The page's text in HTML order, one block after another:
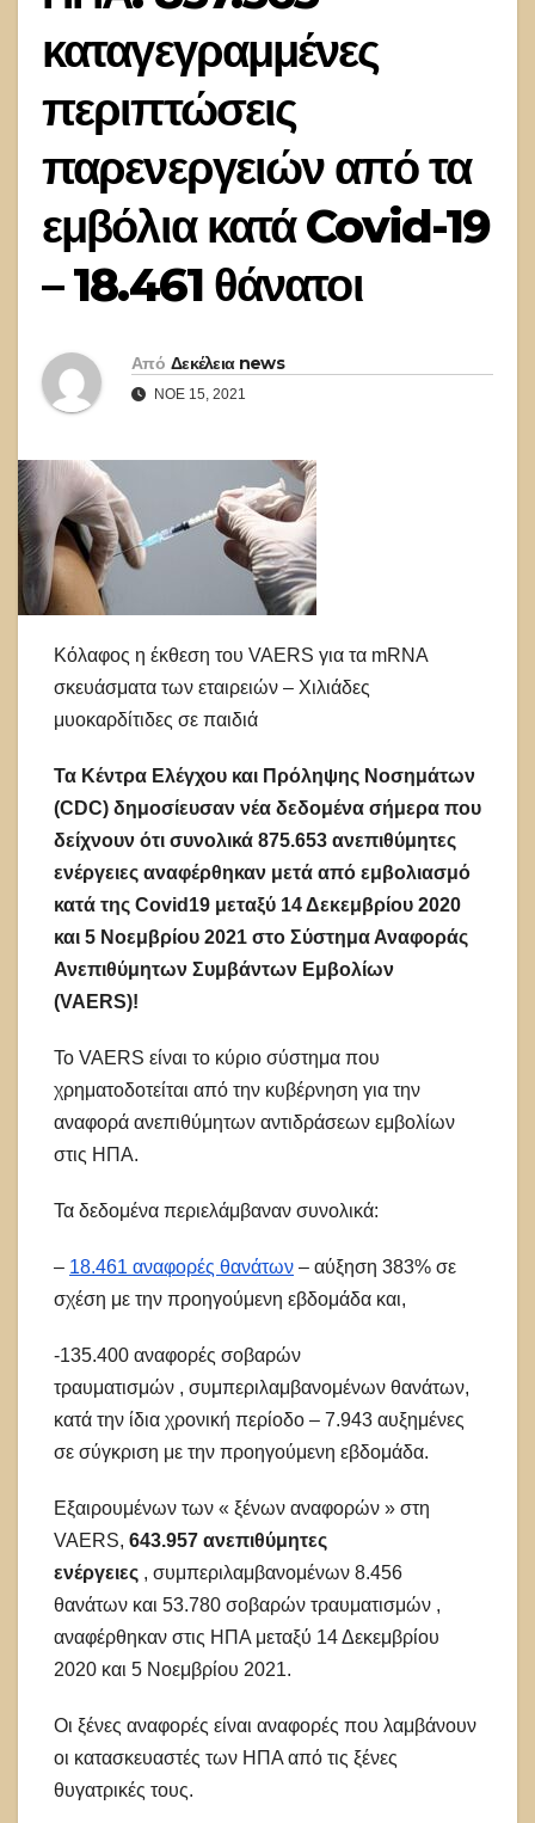
καταγεγραμμένες
περιπτώσεις
παρενεργειών από τα
εμβόλια κατά Covid-19
– 18.461 θάνατοι
Από Δεκέλεια news
ΝΟΈ 15, 2021
Κόλαφος η έκθεση του VAERS για τα mRNA
σκευάσματα των εταιρειών – Χιλιάδες
μυοκαρδίτιδες σε παιδιά
Τα Κέντρα Ελέγχου και Πρόληψης Νοσημάτων
(CDC) δημοσίευσαν νέα δεδομένα σήμερα που
δείχνουν ότι συνολικά 875.653 ανεπιθύμητες
ενέργειες αναφέρθηκαν μετά από εμβολιασμό
κατά της Covid19 μεταξύ 14 Δεκεμβρίου 2020
και 5 Νοεμβρίου 2021 στο Σύστημα Αναφοράς
Ανεπιθύμητων Συμβάντων Εμβολίων
(VAERS)!
Το VAERS είναι το κύριο σύστημα που
χρηματοδοτείται από την κυβέρνηση για την
αναφορά ανεπιθύμητων αντιδράσεων εμβολίων
στις ΗΠΑ.
Τα δεδομένα περιελάμβαναν συνολικά:
– 18.461 αναφορές θανάτων – αύξηση 383% σε
σχέση με την προηγούμενη εβδομάδα και,
-135.400 αναφορές σοβαρών
τραυματισμών , συμπεριλαμβανομένων θανάτων,
κατά την ίδια χρονική περίοδο – 7.943 αυξημένες
σε σύγκριση με την προηγούμενη εβδομάδα.
Εξαιρουμένων των « ξένων αναφορών » στη
VAERS, 643.957 ανεπιθύμητες
ενέργειες , συμπεριλαμβανομένων 8.456
θανάτων και 53.780 σοβαρών τραυματισμών ,
αναφέρθηκαν στις ΗΠΑ μεταξύ 14 Δεκεμβρίου
2020 και 5 Νοεμβρίου 2021.
Οι ξένες αναφορές είναι αναφορές που λαμβάνουν
οι κατασκευαστές των ΗΠΑ από τις ξένες
θυγατρικές τους.